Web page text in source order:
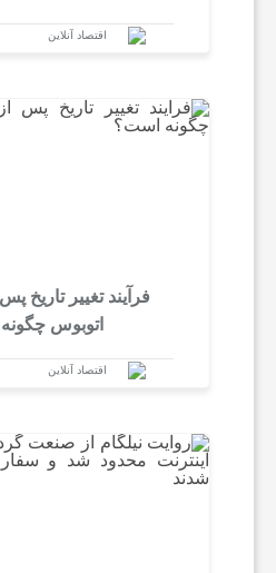
اقتصاد آنلاین
فرآیند تغییر تاریخ
اتوبوس
اقتصاد آنلاین